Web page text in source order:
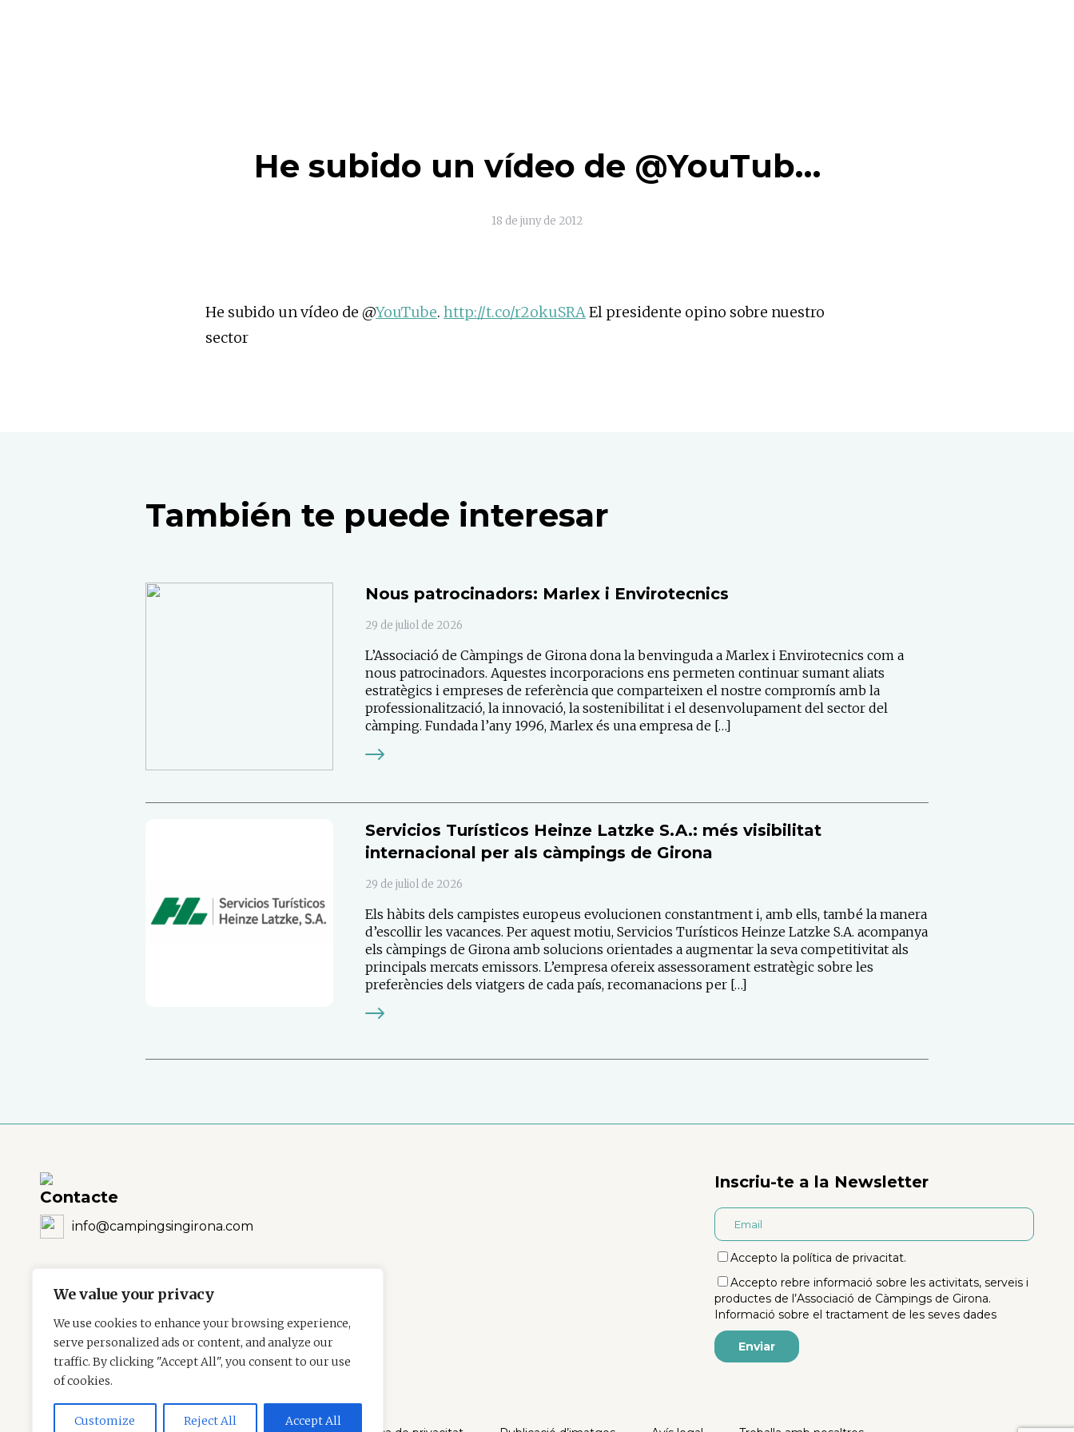
We value your privacy
We use cookies to enhance your browsing experience,
serve personalized ads or content, and analyze our
traffic. By clicking "Accept All", you consent to our use
of cookies.
Customize Reject All Accept All
He subido un vídeo de @YouTub…
18 de juny de 2012
He subido un vídeo de @YouTube. http://t.co/r2okuSRAEl presidente opino sobre nuestro
sector
También te puede interesar
Nous patrocinadors: Marlex i Envirotecnics
29 de juliol de 2026
L’Associació de Càmpings de Girona dona la benvinguda a Marlex i Envirotecnics com a
nous patrocinadors. Aquestes incorporacions ens permeten continuar sumant aliats
estratègics i empreses de referència que comparteixen el nostre compromís amb la
professionalització, la innovació, la sostenibilitat i el desenvolupament del sector del
càmping. Fundada l’any 1996, Marlex és una empresa de […]
Servicios Turísticos Heinze Latzke S.A.: més visibilitat
internacional per als càmpings de Girona
29 de juliol de 2026
Els hàbits dels campistes europeus evolucionen constantment i, amb ells, també la manera
d’escollir les vacances. Per aquest motiu, Servicios Turísticos Heinze Latzke S.A. acompanya
els càmpings de Girona amb solucions orientades a augmentar la seva competitivitat als
principals mercats emissors. L’empresa ofereix assessorament estratègic sobre les
preferències dels viatgers de cada país, recomanacions per […]
Contacte
info@campingsingirona.com
Inscriu-te a la Newsletter
Accepto la política de privacitat.
Accepto rebre informació sobre les activitats, serveis i
productes de l’Associació de Càmpings de Girona.
Informació sobre el tractament de les seves dades